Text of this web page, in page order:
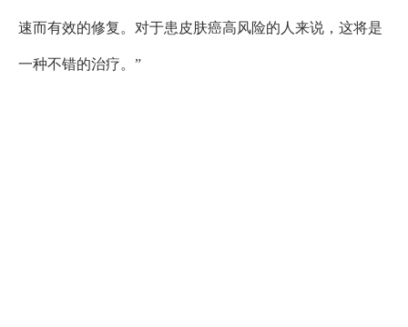
速而有效的修复。对于患皮肤癌高风险的人来说，这将是
一种不错的治疗。”